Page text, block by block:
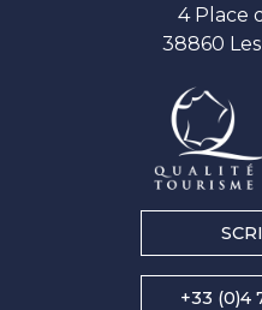
4 Place
38860
+33 (0)4